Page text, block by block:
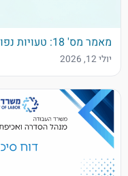
מאמר מס' 18: טעויות נפוצות בחשבות שכר
יולי 12, 2026